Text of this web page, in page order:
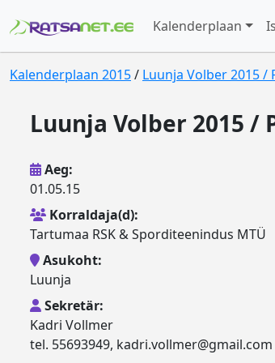
Kalenderplaan
Kalenderplaan 2015/ Luunja Volber 2015 /
Luunja Volber 2015 /
Aeg:
01.05.15
Korraldaja(d):
Tartumaa RSK & Sporditeenindus MTÜ
Asukoht:
Luunja
Sekretär:
Kadri Vollmer
tel. 55693949, kadri.vollmer@gmail.com